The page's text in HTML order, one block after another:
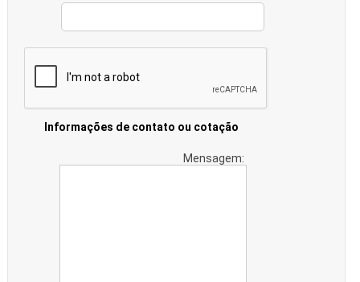
Informações de contato ou cotação
Mensagem: